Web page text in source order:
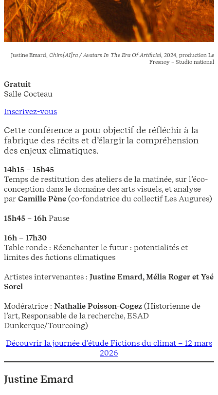
Justine Emard, Chim[AI]ra / Avatars In The Era Of Artificial, 2024, production Le
Fresnoy – Studio national
Gratuit
Salle Cocteau
Inscrivez-vous
Cette conférence a pour objectif de réfléchir à la
fabrique des récits et d’élargir la compréhension
des enjeux climatiques.
14h15 – 15h45
Temps de restitution des ateliers de la matinée, sur l’éco-
conception dans le domaine des arts visuels, et analyse
par Camille Pène (co-fondatrice du collectif Les Augures)
15h45 – 16h Pause
16h – 17h30
Table ronde : Réenchanter le futur : potentialités et
limites des fictions climatiques
Artistes intervenantes : Justine Emard, Mélia Roger et Ysé
Sorel
Modératrice : Nathalie Poisson-Cogez (Historienne de
l’art, Responsable de la recherche, ESAD
Dunkerque/Tourcoing)
Découvrir la journée d’étude Fictions du climat – 12 mars
2026
Justine Emard